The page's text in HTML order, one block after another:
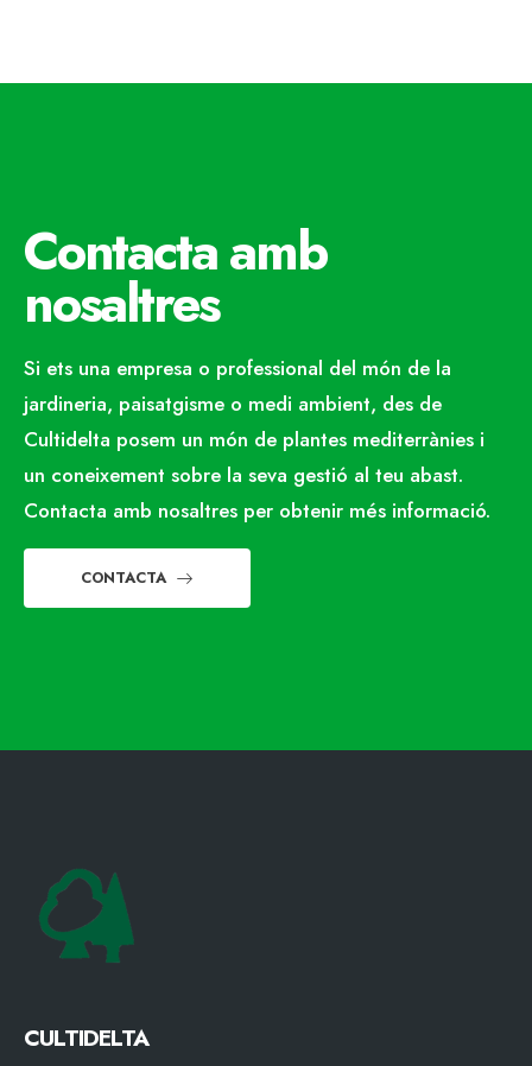
Contacta amb
nosaltres
Si ets una empresa o professional del món de la
jardineria, paisatgisme o medi ambient, des de
Cultidelta posem un món de plantes mediterrànies i
un coneixement sobre la seva gestió al teu abast.
Contacta amb nosaltres per obtenir més informació.
CONTACTA
CULTIDELTA